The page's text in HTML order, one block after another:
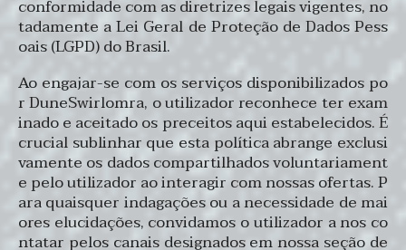
conformidade com as diretrizes legais vigentes, no
tadamente a Lei Geral de Proteção de Dados Pess
oais (LGPD) do Brasil.
Ao engajar-se com os serviços disponibilizados po
r DuneSwirlomra, o utilizador reconhece ter exam
inado e aceitado os preceitos aqui estabelecidos. É
crucial sublinhar que esta política abrange exclusi
vamente os dados compartilhados voluntariament
e pelo utilizador ao interagir com nossas ofertas. P
ara quaisquer indagações ou a necessidade de mai
ores elucidações, convidamos o utilizador a nos co
ntatar pelos canais designados em nossa seção de